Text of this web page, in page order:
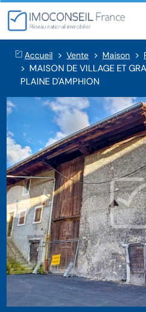
Accueil Vente Maison
MAISON DE VILLAGE ET
PLAINE D'AMPHION